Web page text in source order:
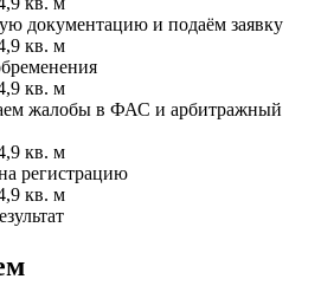
документацию и подаём заявку
жалобы в ФАС и арбитражный
регистрацию